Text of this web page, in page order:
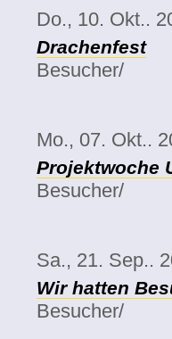
Do., 10. Okt..
Drachenfest
Besucher/
Mo., 07. Okt..
Projektwoche
Besucher/
Sa., 21. Sep..
Wir hatten
Besucher/